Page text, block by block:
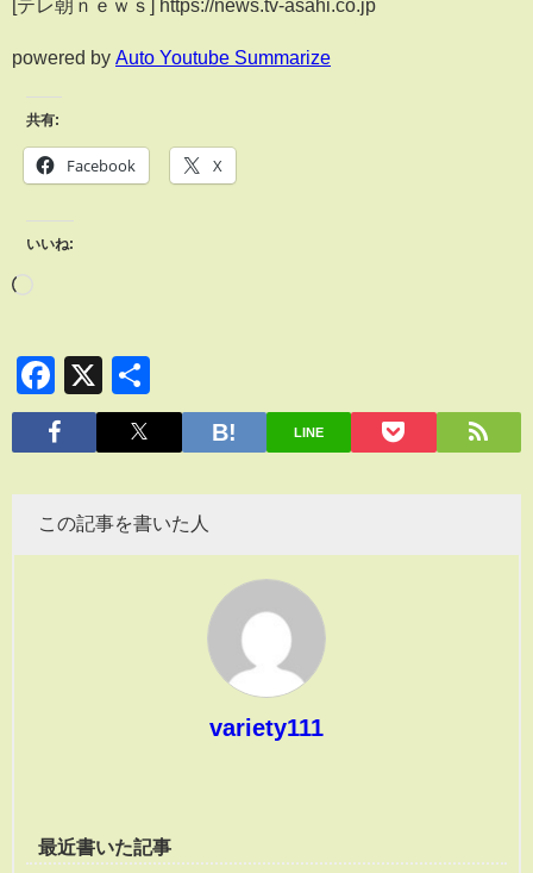
[テレ朝ｎｅｗｓ] https://news.tv-asahi.co.jp
powered by Auto Youtube Summarize
共有:
Facebook X
いいね:
Facebook
X
有
LINE
この記事を書いた人
variety111
最近書いた記事